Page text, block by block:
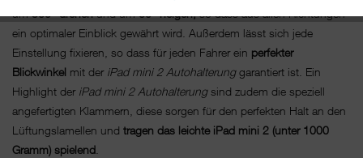
um360° drehenund um60° neigen,so dass aus allen Richtungen
ein optimaler Einblick gewährt wird. Außerdem lässt sich jede
Einstellung fixieren, so dass für jeden Fahrer ein perfekter
Blickwinkel mit der iPad mini 2 Autohalterunggarantiert ist. Ein
Highlight der iPad mini 2 Autohalterungsind zudem die speziell
angefertigten Klammern, diese sorgen für den perfekten Halt an den
Lüftungslamellen und tragen das leichte iPad mini 2 (unter 1000
Gramm) spielend.